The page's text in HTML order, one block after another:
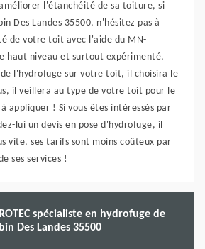
l'étanchéité de sa toiture, si
Des Landes 35500, n'hésitez pas à
de votre toit avec l'aide du MN-
haut niveau et surtout expérimenté,
de l'hydrofuge sur votre toit, il choisira le
il veillera au type de votre toit pour le
appliquer ! Si vous êtes intéressés par
lui un devis en pose d'hydrofuge, il
vite, ses tarifs sont moins coûteux par
ses services !
spécialiste en hydrofuge de
Des Landes 35500